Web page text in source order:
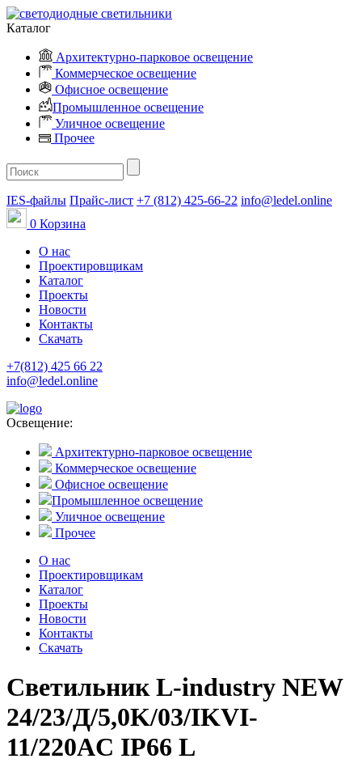
Каталог
Архитектурно-парковое освещение
Коммерческое освещение
Офисное освещение
Промышленное освещение
Уличное освещение
Прочее
IES-файлы Прайс-лист +7 (812) 425-66-22 info@ledel.online
0 Корзина
О нас
Проектировщикам
Каталог
Проекты
Новости
Контакты
Скачать
+7(812) 425 66 22
info@ledel.online
Освещение:
Архитектурно-парковое освещение
Коммерческое освещение
Офисное освещение
Промышленное освещение
Уличное освещение
Прочее
О нас
Проектировщикам
Каталог
Проекты
Новости
Контакты
Скачать
Светильник L-industry NEW
24/23/Д/5,0K/03/IKVI-
11/220AC IP66 L